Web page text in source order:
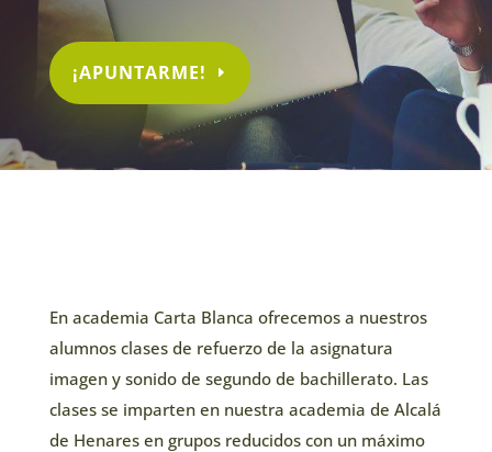
¡APUNTARME!
En academia Carta Blanca ofrecemos a nuestros
alumnos clases de refuerzo de la asignatura
imagen y sonido de segundo de bachillerato. Las
clases se imparten en nuestra academia de Alcalá
de Henares en grupos reducidos con un máximo